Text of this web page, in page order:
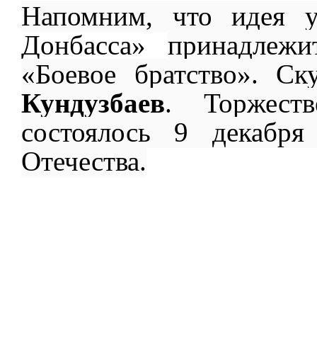
Напомним, что идея
Донбасса»
«Боевое братство».
Кундузбаев.
состоялось 9
Отечества.